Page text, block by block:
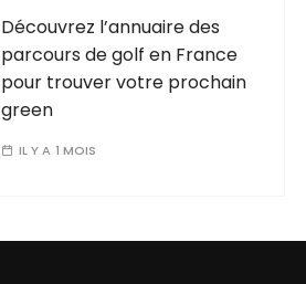
Découvrez l’annuaire des
parcours de golf en France
pour trouver votre prochain
green
IL Y A 1 MOIS